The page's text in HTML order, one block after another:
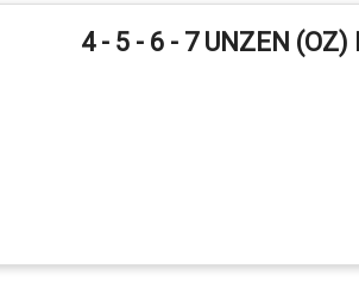
4 - 5 - 6 - 7 UNZEN